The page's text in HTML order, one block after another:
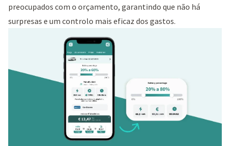
preocupados com o orçamento, garantindo que não há
surpresas e um controlo mais eficaz dos gastos.